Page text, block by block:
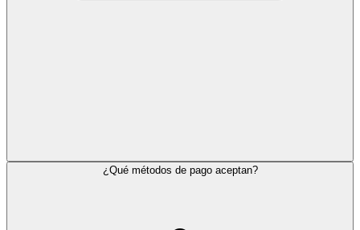
¿Qué métodos de pago aceptan?